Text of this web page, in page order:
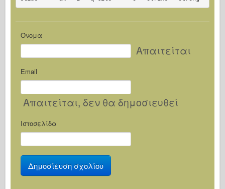
Όνομα
Απαιτείται
Email
Απαιτείται, δεν θα δημοσιευθεί
Ιστοσελίδα